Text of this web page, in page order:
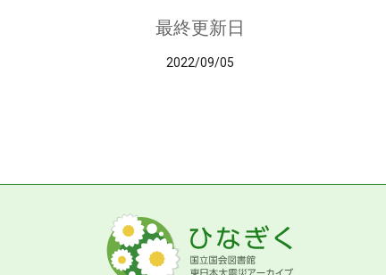
最終更新日
2022/09/05